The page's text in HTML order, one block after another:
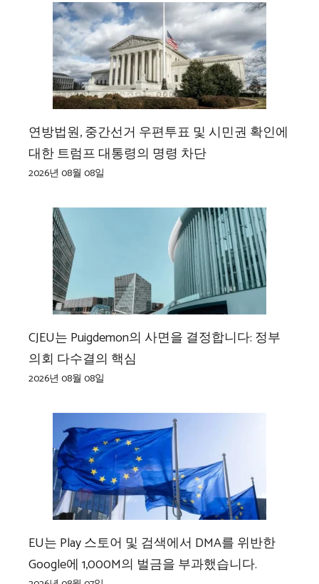
연방법원, 중간선거 우편투표 및 시민권 확인에
대한 트럼프 대통령의 명령 차단
2026년 08월 08일
CJEU는 Puigdemon의 사면을 결정합니다: 정부
의회 다수결의 핵심
2026년 08월 08일
EU는 Play 스토어 및 검색에서 DMA를 위반한
Google에 1,000M의 벌금을 부과했습니다.